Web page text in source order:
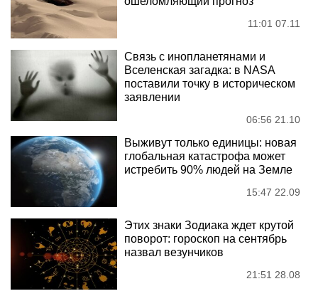
11:01 07.11
Связь с инопланетянами и
Вселенская загадка: в NASA
поставили точку в историческом
заявлении
06:56 21.10
Выживут только единицы: новая
глобальная катастрофа может
истребить 90% людей на Земле
15:47 22.09
Этих знаки Зодиака ждет крутой
поворот: гороскоп на сентябрь
назвал везунчиков
21:51 28.08